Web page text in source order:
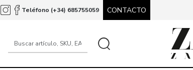
Teléfono (+34) 685755059 CONTACTO